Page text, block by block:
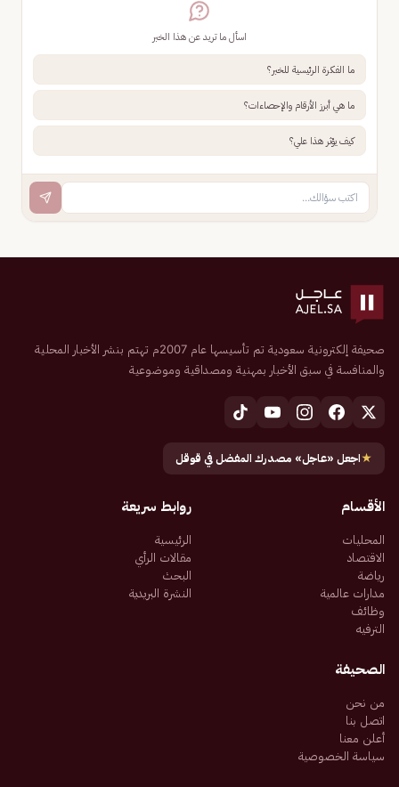
اسأل ما تريد عن هذا الخبر
ما الفكرة الرئيسية للخبر؟
ما هي أبرز الأرقام والإحصاءات؟
كيف يؤثر هذا علي؟
صحيفة إلكترونية سعودية تم تأسيسها عام 2007م تهتم بنشر الأخبار المحلية
والمنافسة في سبق الأخبار بمهنية ومصداقية وموضوعية
★اجعل «عاجل» مصدرك المفضل في قوقل
الأقسام
المحليات
الاقتصاد
رياضة
مدارات عالمية
وظائف
الترفيه
روابط سريعة
الرئيسية
مقالات الرأي
البحث
النشرة البريدية
الصحيفة
من نحن
اتصل بنا
أعلن معنا
سياسة الخصوصية